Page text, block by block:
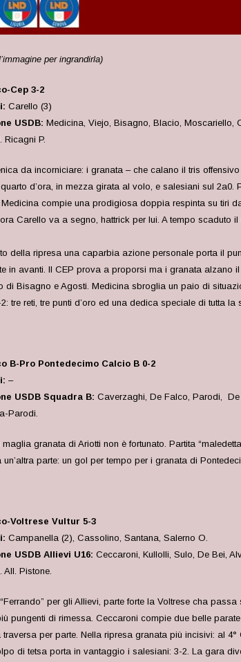
per ingrandirla)
Cep 3-2
Carello (3)
USDB: Medicina, Viejo, Bisagno, Blacio, Moscariello,
Ricagni P.
da incorniciare: i granata – che calano il tris
d’ora, in mezza girata al volo, e salesiani sul
compie una prodigiosa doppia respinta su tiri
Carello va a segno, hattrick per lui. A tempo scaduto
della ripresa una caparbia azione personale porta il
in avanti. Il CEP prova a proporsi ma i granata alzano
di Bisagno e Agosti. Medicina sbroglia un paio di
tre reti, tre punti d’oro ed una dedica speciale di tutta la
B-Pro Pontedecimo Calcio B 0-2
–
USDB Squadra B: Caverzaghi, De Falco, Parodi, De
Parodi.
maglia granata di Ariotti non è fortunato. Partita
parte: un gol per tempo per i granata di
Voltrese Vultur 5-3
Campanella (2), Cassolino, Santana, Salerno O.
USDB Allievi U16: Ceccaroni, Kullolli, Sulo, De Bei,
All. Pistone.
per gli Allievi, parte forte la Voltrese cha
pungenti di rimessa. Ceccaroni compie due belle
traversa per parte. Nella ripresa granata più incisivi: al
di tetsa porta in vantaggio i salesiani: 3-2. La gara